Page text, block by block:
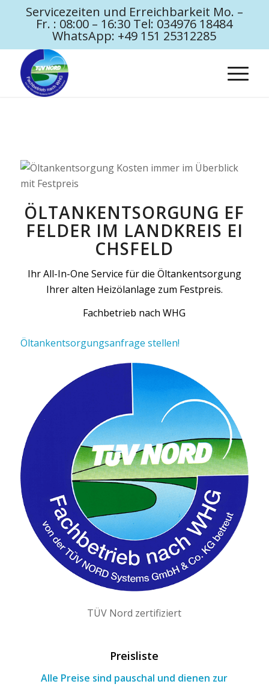
Servicezeiten und Erreichbarkeit Mo. –
Fr. : 08:00 – 16:30 Tel: 034976 18484
WhatsApp: +49 151 25312285
ÖLTANKENTSORGUNG EF
FELDER IM LANDKREIS EI
CHSFELD
Ihr All-In-One Service für die Öltankentsorgung
Ihrer alten Heizölanlage zum Festpreis.
Fachbetrieb nach WHG
Öltankentsorgungsanfrage stellen!
TÜV Nord zertifiziert
Preisliste
Alle Preise sind pauschal und dienen zur